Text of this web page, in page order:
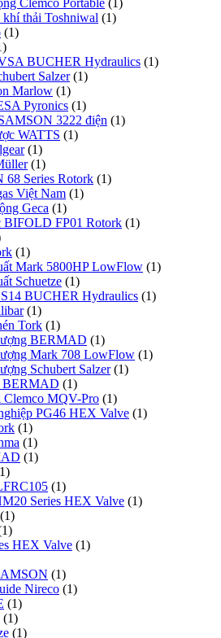
Clemco Portable (1)
thải Toshniwal (1)
(1)
BUCHER Hydraulics (1)
Salzer (1)
Marlow (1)
Pyronics (1)
3222 điện (1)
WATTS (1)
(1)
(1)
68 Series Rotork (1)
Việt Nam (1)
Geca (1)
BIFOLD FP01 Rotork (1)
(1)
Mark 5800HP LowFlow (1)
Schuetze (1)
BUCHER Hydraulics (1)
(1)
Tork (1)
BERMAD (1)
Mark 708 LowFlow (1)
Schubert Salzer (1)
BERMAD (1)
Clemco MQV-Pro (1)
PG46 HEX Valve (1)
(1)
(1)
(1)
(1)
Series HEX Valve (1)
(1)
HEX Valve (1)
(1)
Nireco (1)
(1)
(1)
(1)